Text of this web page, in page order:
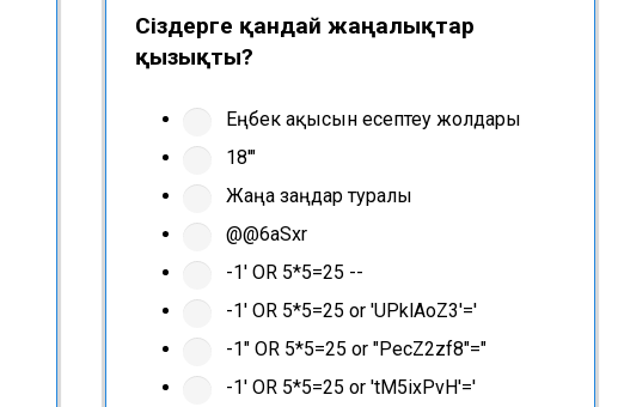
Сіздерге қандай жаңалықтар
қызықты?
Еңбек ақысын есептеу жолдары
18'"
Жаңа заңдар туралы
@@6aSxr
-1' OR 5*5=25 --
-1' OR 5*5=25 or 'UPklAoZ3'='
-1" OR 5*5=25 or "PecZ2zf8"="
-1' OR 5*5=25 or 'tM5ixPvH'='